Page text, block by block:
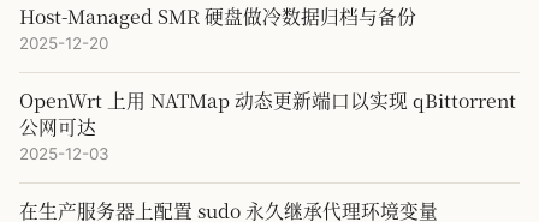
Host-Managed SMR 硬盘做冷数据归档与备份
2025-12-20
OpenWrt 上用 NATMap 动态更新端口以实现 qBittorrent
公网可达
2025-12-03
在生产服务器上配置 sudo 永久继承代理环境变量